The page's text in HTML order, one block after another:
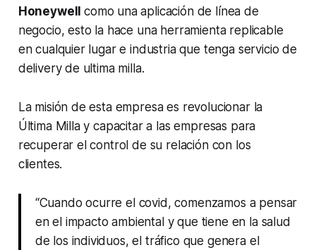
Honeywellcomo una aplicación de línea de
negocio, esto la hace una herramienta replicable
en cualquier lugar e industria que tenga servicio de
delivery de ultima milla.
La misión de esta empresa es revolucionar la
Última Milla y capacitar a las empresas para
recuperar el control de su relación con los
clientes.
“Cuando ocurre el covid, comenzamos a pensar
en el impacto ambiental y que tiene en la salud
de los individuos, el tráfico que genera el